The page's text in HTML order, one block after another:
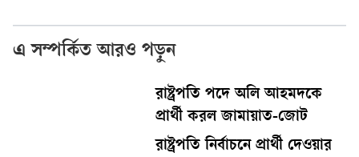
এ সম্পর্কিত আরও পড়ুন
রাষ্ট্রপতি পদে অলি আহমদকে
প্রার্থী করল জামায়াত-জোট
রাষ্ট্রপতি নির্বাচনে প্রার্থী দেওয়ার